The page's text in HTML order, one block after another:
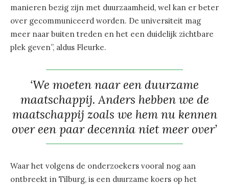
manieren bezig zijn met duurzaamheid, wel kan er beter
over gecommuniceerd worden. De universiteit mag
meer naar buiten treden en het een duidelijk zichtbare
plek geven”, aldus Fleurke.
‘We moeten naar een duurzame
maatschappij. Anders hebben we de
maatschappij zoals we hem nu kennen
over een paar decennia niet meer over’
Waar het volgens de onderzoekers vooral nog aan
ontbreekt in Tilburg, is een duurzame koers op het